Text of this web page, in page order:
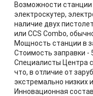
Возможности
электроскутер,
наличие двух
или CCS Combo,
Мощность станции в
Стоимость заправки -
Специалисты Центра
что, в отличие от
экстремально низких
Инновационная